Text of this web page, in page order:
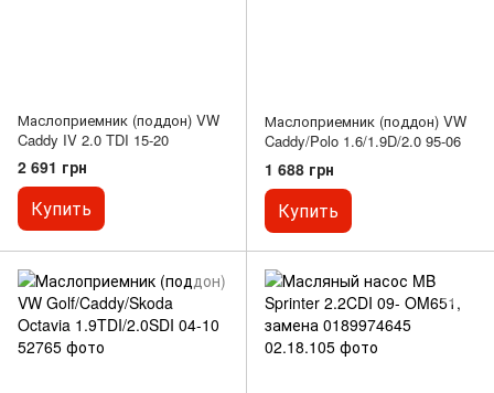
Маслоприемник (поддон) VW
Caddy IV 2.0 TDI 15-20
2 691 грн
Купить
Маслоприемник (поддон) VW
Caddy/Polo 1.6/1.9D/2.0 95-06
1 688 грн
Купить